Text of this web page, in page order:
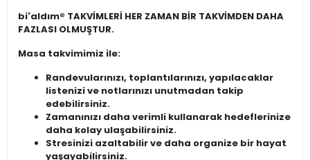
bi'aldım® TAKVİMLERİ HER ZAMAN BİR TAKVİMDEN DAHA
FAZLASI OLMUŞTUR.
Masa takvimimiz ile:
Randevularınızı, toplantılarınızı, yapılacaklar
listenizi ve notlarınızı unutmadan takip
edebilirsiniz.
Zamanınızı daha verimli kullanarak hedeflerinize
daha kolay ulaşabilirsiniz.
Stresinizi azaltabilir ve daha organize bir hayat
yaşayabilirsiniz.